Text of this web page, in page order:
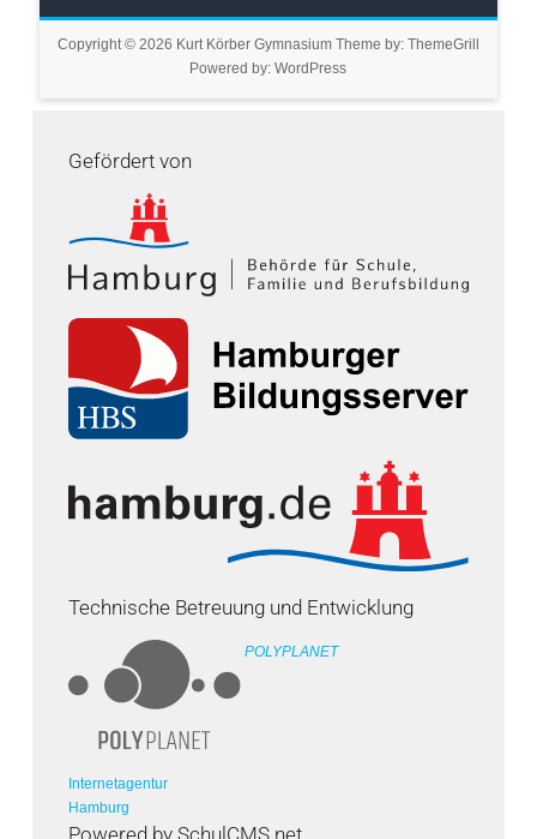
Copyright © 2026 Kurt Körber GymnasiumTheme by: ThemeGrill
Powered by:WordPress
Gefördert von
Technische Betreuung und Entwicklung
POLYPLANET
Internetagentur
Hamburg
Powered by SchulCMS.net